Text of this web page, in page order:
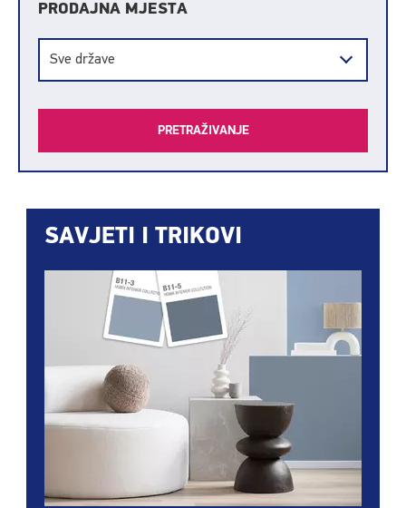
PRODAJNA MJESTA
Sve države
SAVJETI I TRIKOVI